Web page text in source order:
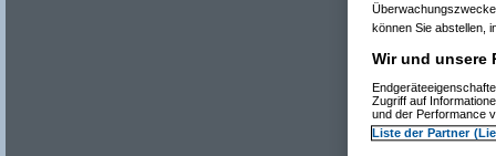
können Sie abstellen,
Wir und unsere
Zugriff auf
und der Performance
Liste der Partner